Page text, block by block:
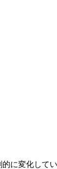
に変化してい